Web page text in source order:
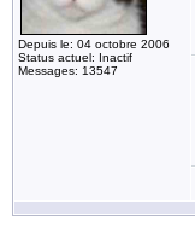
Depuis le: 04 octobre 2006
Status actuel: Inactif
Messages: 13547